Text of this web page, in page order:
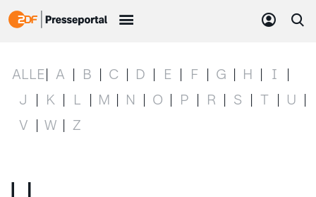
ALLE A B C D E F G H
I
J
K L M N O P R S T
U
V
W Z